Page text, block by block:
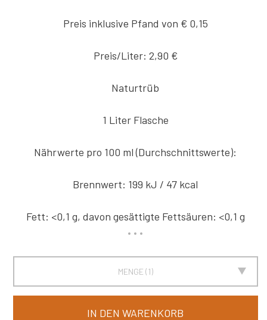
Preis inklusive Pfand von € 0,15
Preis/Liter: 2,90 €
Naturtrüb
1 Liter Flasche
Nährwerte pro 100 ml (Durchschnittswerte):
Brennwert: 199 kJ / 47 kcal
Fett: <0,1 g, davon gesättigte Fettsäuren: <0,1 g
MENGE 1
IN DEN WARENKORB